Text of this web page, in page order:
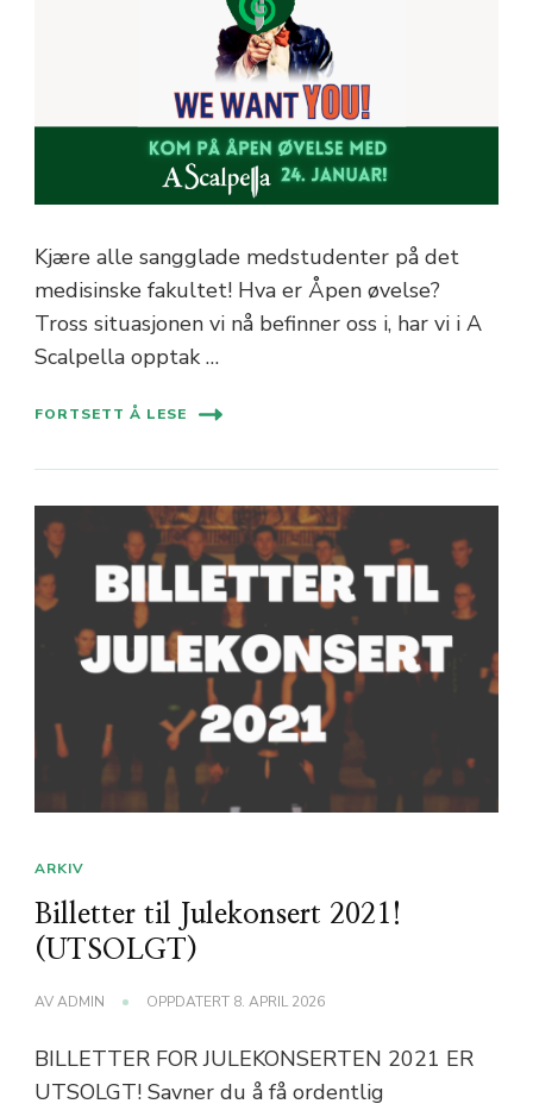
Kjære alle sangglade medstudenter på det
medisinske fakultet! Hva er Åpen øvelse?
Tross situasjonen vi nå befinner oss i, har vi i A
Scalpella opptak …
FORTSETT Å LESE
ARKIV
Billetter til Julekonsert 2021!
(UTSOLGT)
AVADMIN OPPDATERT 8. APRIL 2026
BILLETTER FOR JULEKONSERTEN 2021 ER
UTSOLGT! Savner du å få ordentlig